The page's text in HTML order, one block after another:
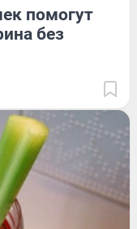
помогут
без